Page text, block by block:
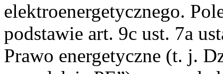
elektroenergetycznego.
podstawie art. 9c ust. 7a
Prawo energetyczne (t. j.